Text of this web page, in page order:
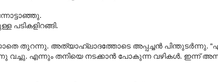
പടികളിറങ്ങി.
തുറന്നു. അത്യാഹ്ലാദത്തോടെ അപ്പച്ചൻ പിന്തുടർന്നു.
വച്ചു. എന്നും തനിയെ നടക്കാൻ പോകുന്ന വഴികൾ. ഇന്ന്